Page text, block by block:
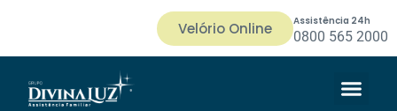
Velório Online Assistência 24h
0800 565 2000